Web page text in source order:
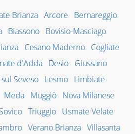
Brianza Arcore
Bernareggio
Biassono Bovisio-Masciago
Cesano Maderno Cogliate
d'Adda Desio
Giussano
Seveso Lesmo Limbiate
Meda Muggiò
Nova Milanese
Sovico Triuggio Usmate Velate
Verano Brianza Villasanta